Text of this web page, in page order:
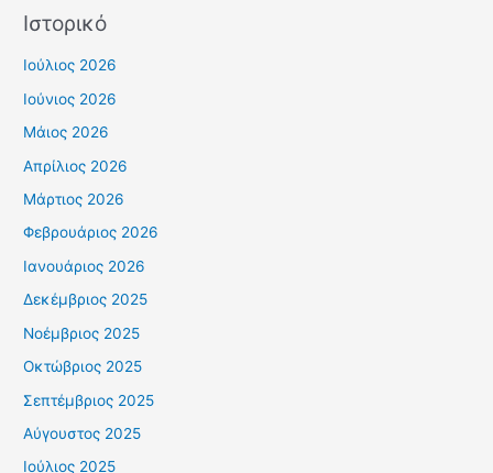
:Ιστορικό
Ιούλιος 2026
Ιούνιος 2026
Μάιος 2026
Απρίλιος 2026
Μάρτιος 2026
Φεβρουάριος 2026
Ιανουάριος 2026
Δεκέμβριος 2025
Νοέμβριος 2025
Οκτώβριος 2025
Σεπτέμβριος 2025
Αύγουστος 2025
Ιούλιος 2025